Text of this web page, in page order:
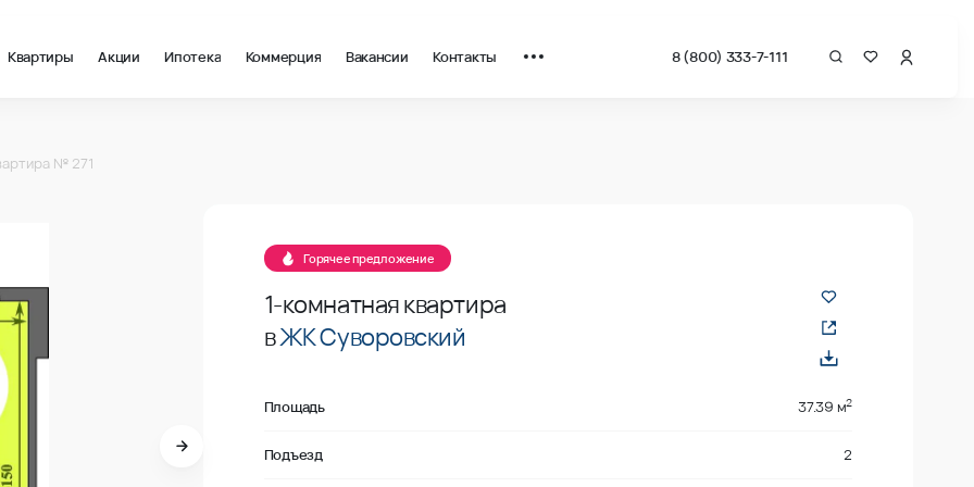
Квартиры Акции Ипотека Коммерция Вакансии Контакты 8 (800) 333-7-111
№ 271
Горячее предложение
1-комнатная квартира
вЖК Суворовский
Площадь 37.39 м2
Подъезд 2